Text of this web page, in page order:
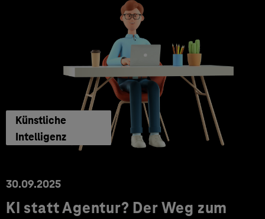
Künstliche
Intelligenz
30.09.2025
KI statt Agentur? Der Weg zum